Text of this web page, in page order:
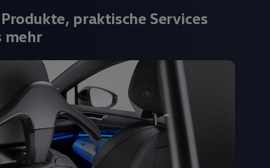
praktische Services
mehr